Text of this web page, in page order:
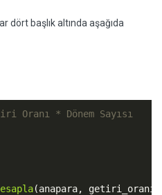
dört başlık altında aşağıda
Oranı * Dönem Sayısı
(anapara, getiri_orani,